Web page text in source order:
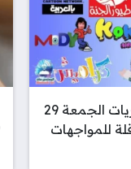
جدول مواعيد مباريات الجمعة 29
للمواجهات